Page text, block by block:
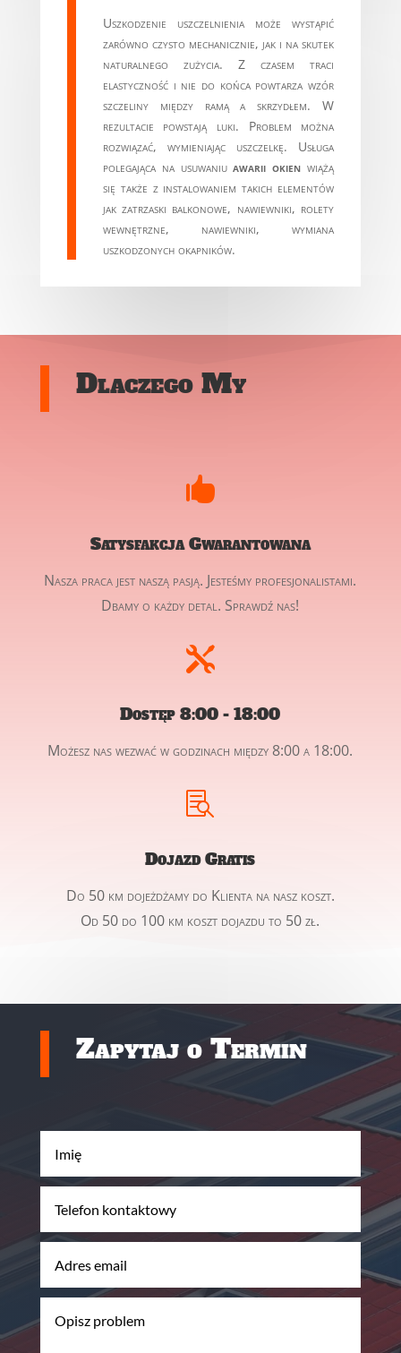
Uszkodzenie uszczelnienia może wystąpić
zarówno czysto mechanicznie, jak i na skutek
naturalnego zużycia. Z czasem traci
elastyczność i nie do końca powtarza wzór
szczeliny między ramą a skrzydłem. W
rezultacie powstają luki. Problem można
rozwiązać, wymieniając uszczelkę. Usługa
polegająca na usuwaniuawarii okien wiążą
się także z instalowaniem takich elementów
jak zatrzaski balkonowe, nawiewniki, rolety
wewnętrzne, nawiewniki, wymiana
uszkodzonych okapników.
Dlaczego My

Satysfakcja Gwarantowana
Nasza praca jest naszą pasją. Jesteśmy profesjonalistami.
Dbamy o każdy detal. Sprawdź nas!

Dostęp 8:00 - 18:00
Możesz nas wezwać w godzinach między 8:00 a 18:00.

Dojazd Gratis
Do 50 km dojeżdżamy do Klienta na nasz koszt.
Od 50 do 100 km koszt dojazdu to 50 zł.
Zapytaj o Termin